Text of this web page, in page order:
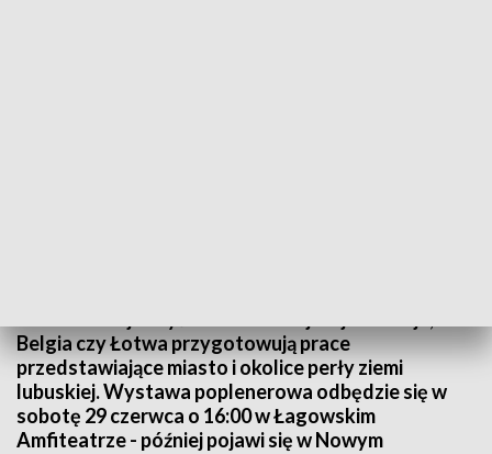
Belgia czy Łotwa przygotowują prace
przedstawiające miasto i okolice perły ziemi
lubuskiej. Wystawa poplenerowa odbędzie się w
sobotę 29 czerwca o 16:00 w Łagowskim
Amfiteatrze - później pojawi się w Nowym